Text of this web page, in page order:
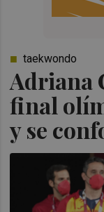
Adriana
final
y se
taekwondo